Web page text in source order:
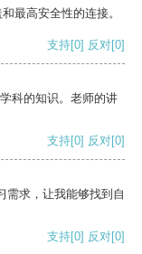
最高安全性的连接。
支持[0] 反对[0]
科的知识。老师的讲
支持[0] 反对[0]
需求，让我能够找到自
支持[0] 反对[0]